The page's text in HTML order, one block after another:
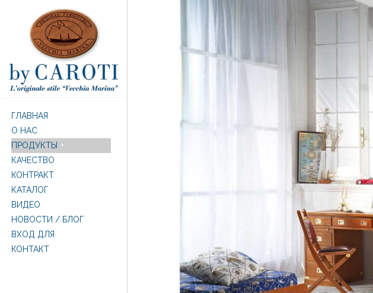
ГЛАВНАЯ
O НАС
ПРОДУКТЫ
КАЧЕСТВО
КОНТРАКТ
КАТАЛОГ
ВИДЕО
НОВОСТИ / БЛОГ
ВХОД ДЛЯ
КОНТАКТ